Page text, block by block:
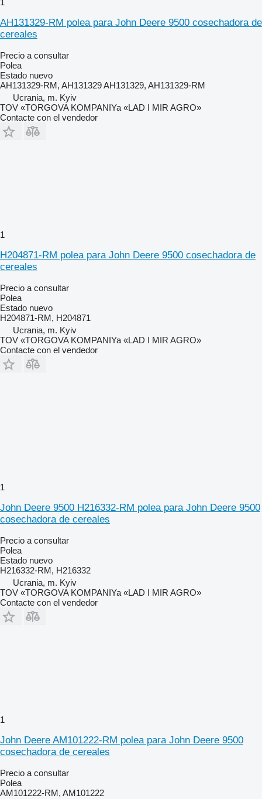
1
AH131329-RM polea para John Deere 9500 cosechadora de
cereales
Precio a consultar
Polea
Estado nuevo
AH131329-RM, AH131329 AH131329, AH131329-RM
Ucrania, m. Kyiv
TOV «TORGOVA KOMPANIYa «LAD I MIR AGRO»
Contacte con el vendedor
1
H204871-RM polea para John Deere 9500 cosechadora de
cereales
Precio a consultar
Polea
Estado nuevo
H204871-RM, H204871
Ucrania, m. Kyiv
TOV «TORGOVA KOMPANIYa «LAD I MIR AGRO»
Contacte con el vendedor
1
John Deere 9500 H216332-RM polea para John Deere 9500
cosechadora de cereales
Precio a consultar
Polea
Estado nuevo
H216332-RM, H216332
Ucrania, m. Kyiv
TOV «TORGOVA KOMPANIYa «LAD I MIR AGRO»
Contacte con el vendedor
1
John Deere AM101222-RM polea para John Deere 9500
cosechadora de cereales
Precio a consultar
Polea
AM101222-RM, AM101222